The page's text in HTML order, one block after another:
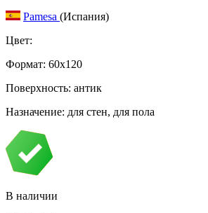
Pamesa (Испания)
Цвет:
Формат: 60x120
Поверхность: антик
Назначение: для стен, для пола
В наличии